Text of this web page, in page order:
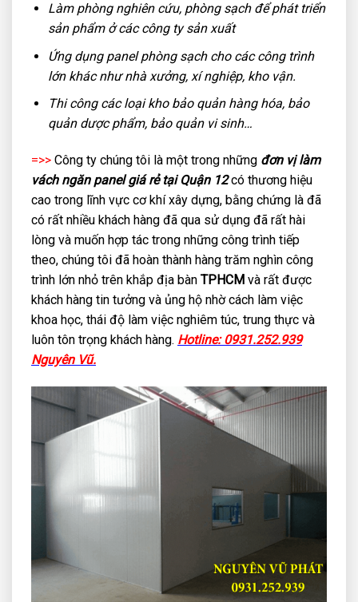
Làm phòng nghiên cứu, phòng sạch để phát triển
sản phẩm ở các công ty sản xuất
Ứng dụng panel phòng sạch cho các công trình
lớn khác như nhà xưởng, xí nghiệp, kho vận.
Thi công các loại kho bảo quản hàng hóa, bảo
quản dược phẩm, bảo quản vi sinh…
=>> Công ty chúng tôi là một trong những đơn vị làm
vách ngăn panel giá rẻ tại Quận 12có thương hiệu
cao trong lĩnh vực cơ khí xây dựng, bằng chứng là đã
có rất nhiều khách hàng đã qua sử dụng đã rất hài
lòng và muốn hợp tác trong những công trình tiếp
theo, chúng tôi đã hoàn thành hàng trăm nghìn công
trình lớn nhỏ trên khắp địa bàn TPHCM và rất được
khách hàng tin tưởng và ủng hộ nhờ cách làm việc
khoa học, thái độ làm việc nghiêm túc, trung thực và
luôn tôn trọng khách hàng. Hotline: 0931.252.939
Nguyên Vũ.